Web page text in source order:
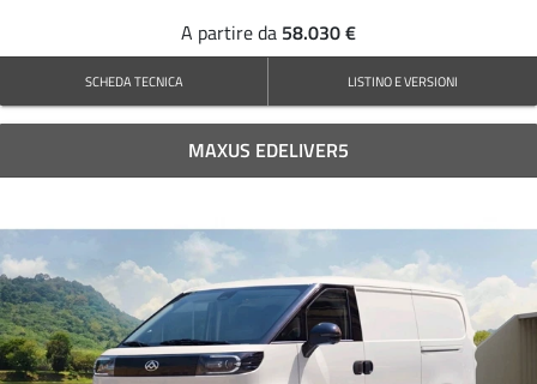
A partire da 58.030 €
SCHEDA TECNICA LISTINO E VERSIONI
MAXUS EDELIVER5